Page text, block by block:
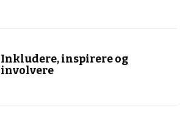
Inkludere, inspirere og
involvere